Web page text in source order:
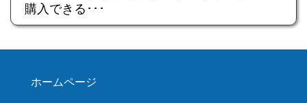
購入できる･･･
ホームページ